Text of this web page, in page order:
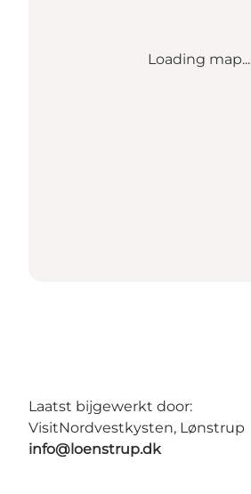
Loading map...
Laatst bijgewerkt door:
VisitNordvestkysten, Lønstrup
info@loenstrup.dk